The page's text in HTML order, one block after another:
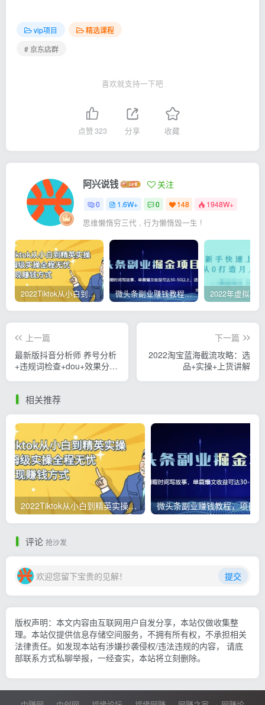
vip项目
精选课程
# 京东店群
喜欢就支持一下吧
点赞323 分享 收藏
阿兴说钱 关注
0 1.6W+ 0 148 1948W+
思维懒惰穷三代 , 行为懒惰毁一生 !
2022Tiktok从小白到精英实操，0-1保姆级实操全程无忧，多种变现赚钱方式 微头条副业赚钱教程，项目单号单天做到50-100+收益
上一篇
最新版抖音分析师 养号分析
+违规词检查+dou+效果分析
下一篇
2022淘宝蓝海截流攻略：选
品+实操+上货讲解
相关推荐
2022Tiktok从小白到精英实操，0-1保姆级实操全程无忧，多种变现赚钱方式
评论 抢沙发
欢迎您留下宝贵的见解！ 提交
版权声明：本文内容由互联网用户自发分享，本站仅做收集整
理。本站仅提供信息存储空间服务，不拥有所有权，不承担相关
法律责任。如发现本站有涉嫌抄袭侵权/违法违规的内容， 请底
部联系方式私聊举报，一经查实，本站将立刻删除。